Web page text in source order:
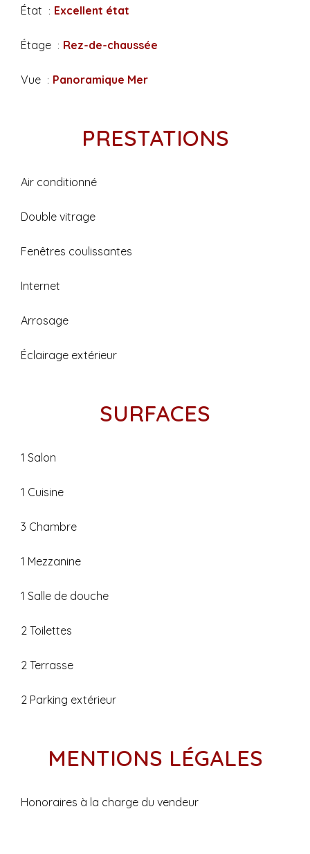
État Excellent état
Étage Rez-de-chaussée
Vue Panoramique Mer
PRESTATIONS
Air conditionné
Double vitrage
Fenêtres coulissantes
Internet
Arrosage
Éclairage extérieur
SURFACES
1 Salon
1 Cuisine
3 Chambre
1 Mezzanine
1 Salle de douche
2 Toilettes
2 Terrasse
2 Parking extérieur
MENTIONS LÉGALES
Honoraires à la charge du vendeur